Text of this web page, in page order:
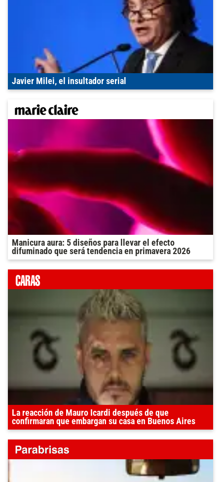
Javier Milei, el insultador serial
Manicura aura: 5 diseños para llevar el efecto
difuminado que será tendencia en primavera 2026
La reacción de Mauro Icardi después de que
confirmaran que embargan su casa en Buenos Aires